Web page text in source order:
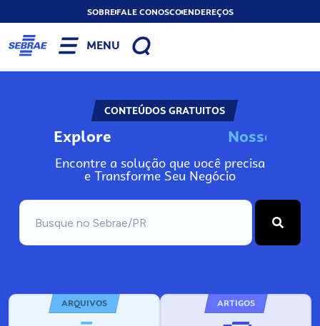
SOBREFALE CONOSCOENDEREÇOS
MENU
CONTEÚDOS GRATUITOS
Explore No
Encontre a solução que você precisa
e Transforme Seu Negócio
ARQUIVOS ARTIGOS